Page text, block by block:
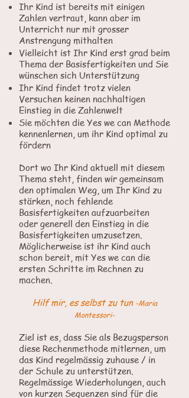
Ihr Kind ist bereits mit einigen
Zahlen vertraut, kann aber im
Unterricht nur mit grosser
Anstrengung mithalten
Vielleicht ist Ihr Kind erst grad beim
Thema der Basisfertigkeiten und Sie
wünschen sich Unterstützung
Ihr Kind findet trotz vielen
Versuchen keinen nachhaltigen
Einstieg in die Zahlenwelt
Sie möchten die Yes we can Methode
kennenlernen, um ihr Kind optimal zu
fördern
Dort wo Ihr Kind aktuell mit diesem
Thema steht, finden wir gemeinsam
den optimalen Weg, um Ihr Kind zu
stärken, noch fehlende
Basisfertigkeiten aufzuarbeiten
oder generell den Einstieg in die
Basisfertigkeiten umzusetzen.
Möglicherweise ist ihr Kind auch
schon bereit, mit Yes we can die
ersten Schritte im Rechnen zu
machen.
Hilf mir, es selbst zu tun -Maria
Montessori-
Ziel ist es, dass Sie als Bezugsperson
diese Rechenmethode mitlernen, um
das Kind regelmässig zuhause / in
der Schule zu unterstützen.
Regelmässige Wiederholungen, auch
von kurzen Sequenzen sind für die